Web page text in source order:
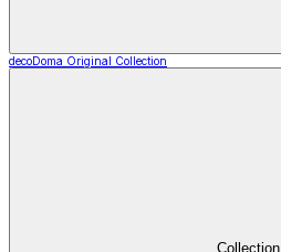
decoDoma Original Collection
Collection